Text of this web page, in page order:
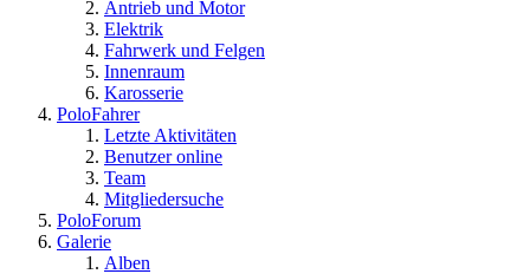
Antrieb und Motor
Elektrik
Fahrwerk und Felgen
Innenraum
Karosserie
PoloFahrer
Letzte Aktivitäten
Benutzer online
Team
Mitgliedersuche
PoloForum
Galerie
Alben